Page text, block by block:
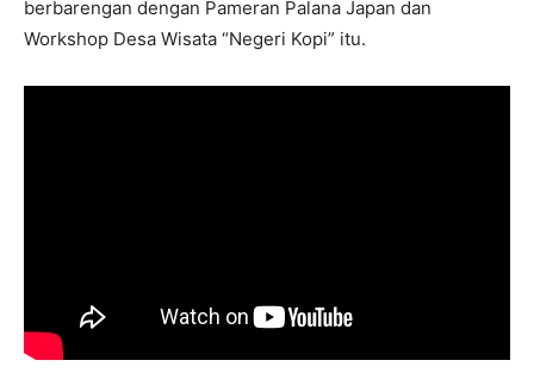
berbarengan dengan Pameran Palana Japan dan
Workshop Desa Wisata “Negeri Kopi” itu.